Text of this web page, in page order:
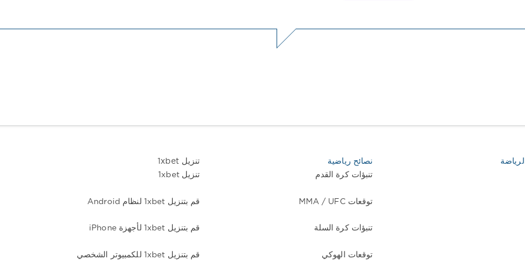
تنزيل 1xbet
تنزيل 1xbet
قم بتنزيل 1xbet لنظام Android
قم بتنزيل 1xbet لأجهزة iPhone
قم بتنزيل 1xbet للكمبيوتر الشخصي
نصائح رياضية
تنبؤات كرة القدم
توقعات MMA / UFC
تنبؤات كرة السلة
توقعات الهوكي